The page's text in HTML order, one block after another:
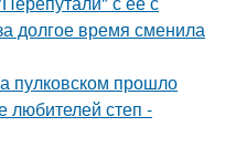
долгое время сменила
пулковском прошло
любителей степ -